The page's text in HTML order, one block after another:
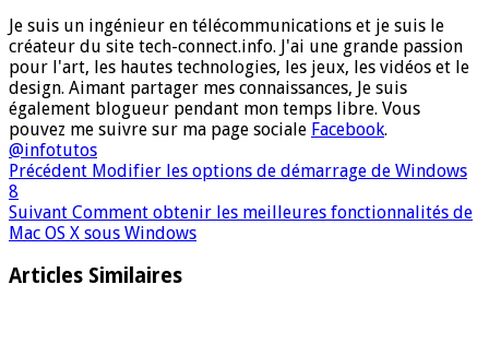
Je suis un ingénieur en télécommunications et je suis le
créateur du site tech-connect.info. J'ai une grande passion
pour l'art, les hautes technologies, les jeux, les vidéos et le
design. Aimant partager mes connaissances, Je suis
également blogueur pendant mon temps libre. Vous
pouvez me suivre sur ma page sociale Facebook.
@infotutos
Précédent Modifier les options de démarrage de Windows
8
Suivant Comment obtenir les meilleures fonctionnalités de
Mac OS X sous Windows
Articles Similaires